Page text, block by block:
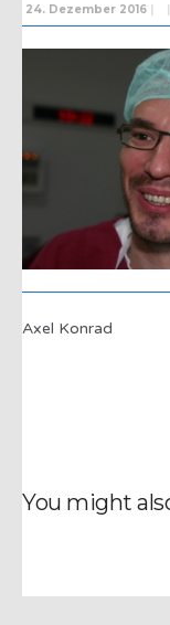
24. Dezember 2016 | |
Axel Konrad
You might